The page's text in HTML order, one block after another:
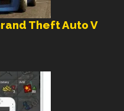
Theft Auto V